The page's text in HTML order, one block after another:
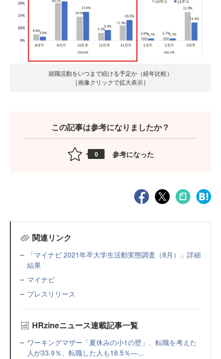
就職活動をいつまで続ける予定か（経年比較）
［画像クリックで拡大表示］
この記事は参考になりましたか？
0 参考になった
関連リンク
「マイナビ 2021年卒大学生活動実態調査（8月）」詳細
結果
マイナビ
プレスリリース
HRzineニュース連載記事一覧
ワーキングマザー「夏休みの小1の壁」、転職を考えた
人が33.9％、転職した人も18.5％—...